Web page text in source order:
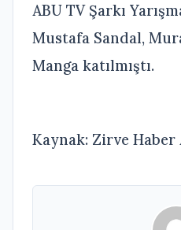
ABU TV Şarkı
Mustafa Sandal,
Manga katılmıştı.
Kaynak: Zirve Haber